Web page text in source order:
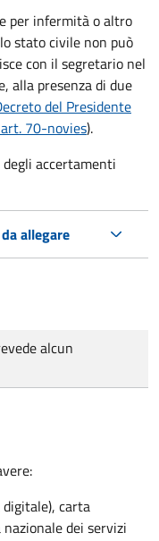
per infermità o altro
stato civile non può
con il segretario nel
alla presenza di due
del Presidente
70-novies).
accertamenti
allegare
alcun
carta
dei servizi